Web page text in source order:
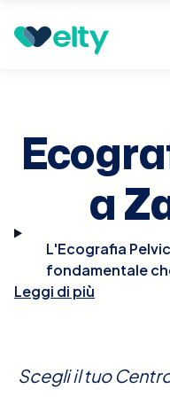
Prenota visita
a
L'Ecografia
fondamentale
esaminare gli organi
nelle sue fasi iniziali
Leggi di più
Scegli il tuo